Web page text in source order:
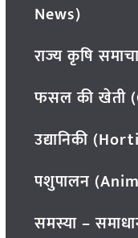
News)
राज्य कृषि
फसल की खेती
उद्यानिकी
पशुपालन
समस्या –